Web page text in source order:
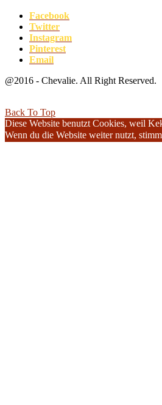
Facebook
Twitter
Instagram
Pinterest
Email
@2016 - Chevalie. All Right Reserved.
Back To Top
Diese Website benutzt Cookies, weil
Wenn du die Website weiter nutzt,